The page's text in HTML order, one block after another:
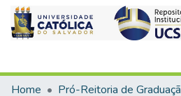
Communities & Collections
Home